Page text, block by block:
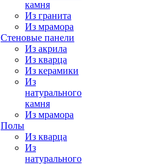
камня
Из гранита
Из мрамора
Стеновые панели
Из акрила
Из кварца
Из керамики
Из
натурального
камня
Из мрамора
Полы
Из кварца
Из
натурального